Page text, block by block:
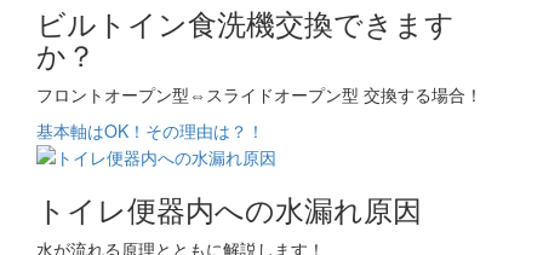
ビルトイン食洗機交換できます
か？
フロントオープン型⇔スライドオープン型 交換する場合！
基本軸はOK！その理由は？！
トイレ便器内への水漏れ原因
水が流れる原理とともに解説します！